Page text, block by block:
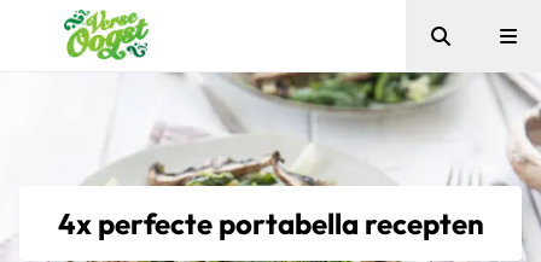
Zoeken
4x perfecte portabella recepten